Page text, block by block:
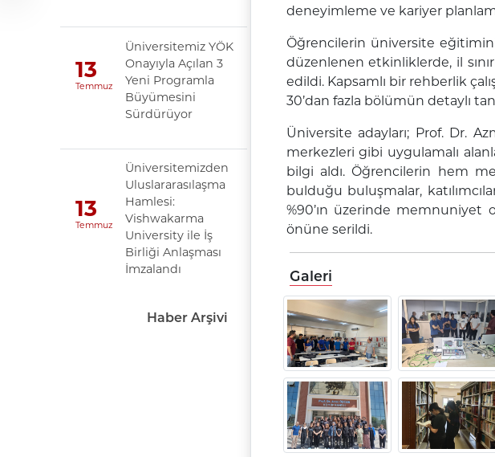
13
Temmuz
Üniversitemiz YÖK
Onayıyla Açılan 3
Yeni Programla
Büyümesini
Sürdürüyor
13
Temmuz
Üniversitemizden
Uluslararasılaşma
Hamlesi:
Vishwakarma
University ile İş
Birliği Anlaşması
İmzalandı
Haber Arşivi
deneyimleme ve kariyer
Öğrencilerin üniversite
düzenlenen etkinliklerde, il
edildi. Kapsamlı bir rehberlik
30’dan fazla bölümün detaylı
Üniversite adayları; Prof. Dr.
merkezleri gibi uygulamalı
bilgi aldı. Öğrencilerin hem
bulduğu buluşmalar,
%90’ın üzerinde
önüne serildi.
Galeri